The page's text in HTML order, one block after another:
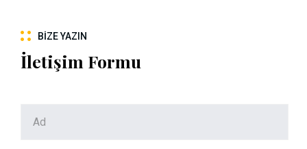
BIZE YAZIN
İletişim Formu